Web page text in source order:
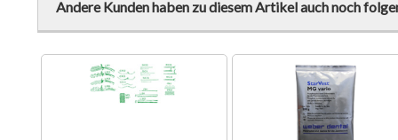
Andere Kunden haben zu diesem Artikel auch noch